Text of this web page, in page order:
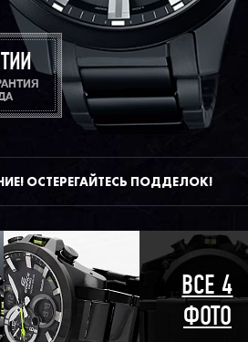
ОСТЕРЕГАЙТЕСЬ ПОДДЕЛОК!
ВСЕ 4
ФОТО